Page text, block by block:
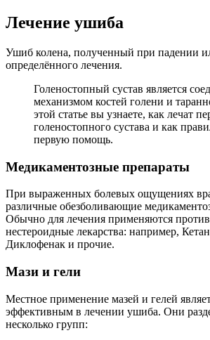
Лечение ушиба
Ушиб колена, полученный при падении
определённого лечения.
Голеностопный сустав является
механизмом костей голени и
этой статье вы узнаете, как лечат
голеностопного сустава и как
первую помощь.
Медикаментозные препараты
При выраженных болевых ощущениях
различные обезболивающие
Обычно для лечения применяются
нестероидные лекарства: например,
Диклофенак и прочие.
Мази и гели
Местное применение мазей и гелей
эффективным в лечении ушиба. Они
несколько групп: